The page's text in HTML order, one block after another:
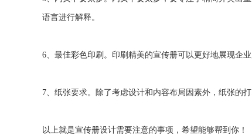
语言进行解释。
6、最佳彩色印刷。印刷精美的宣传册可以更好地展现企业
7、纸张要求。除了考虑设计和内容布局因素外，纸张的
以上就是宣传册设计需要注意的事项，希望能够帮到你！